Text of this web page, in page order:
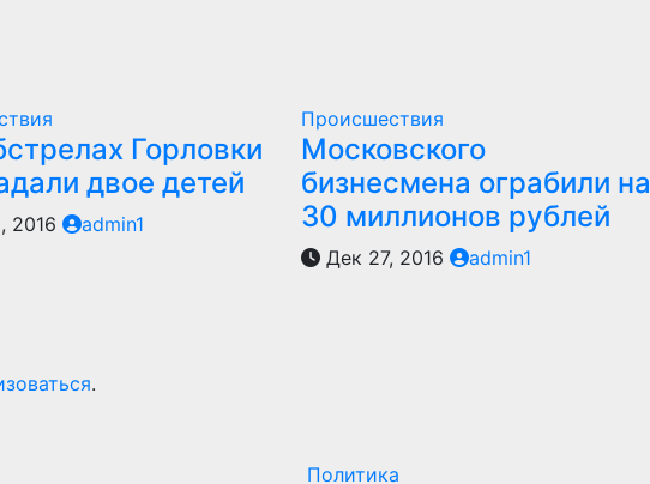
Горловки
двое детей
2016 admin1
Происшествия
Московского
бизнесмена ограбили на
30 миллионов рублей
Дек 27, 2016 admin1
.
Политика